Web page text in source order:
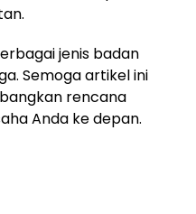
jenis badan
Semoga artikel ini
rencana
Anda ke depan.